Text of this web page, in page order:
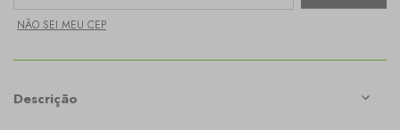
NÃO SEI MEU CEP
Descrição